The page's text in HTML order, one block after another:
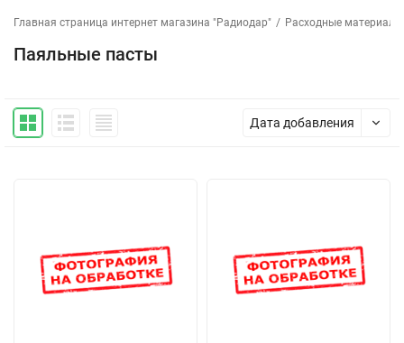
Главная страница интернет магазина "Радиодар" / Расходные материалы
Паяльные пасты
Дата добавления